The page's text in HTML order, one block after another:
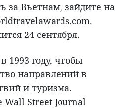
за Вьетнам, зайдите на
24 сентября.
1993 году, чтобы
направлений в
и туризма.
Street Journal